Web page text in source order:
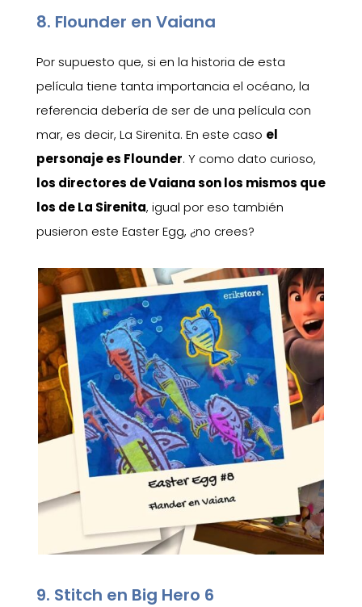
8. Flounder en Vaiana
Por supuesto que, si en la historia de esta
película tiene tanta importancia el océano, la
referencia debería de ser de una película con
mar, es decir, La Sirenita. En este caso el
personaje es Flounder. Y como dato curioso,
los directores de Vaiana son los mismos que
los de La Sirenita, igual por eso también
pusieron este Easter Egg, ¿no crees?
9. Stitch en Big Hero 6